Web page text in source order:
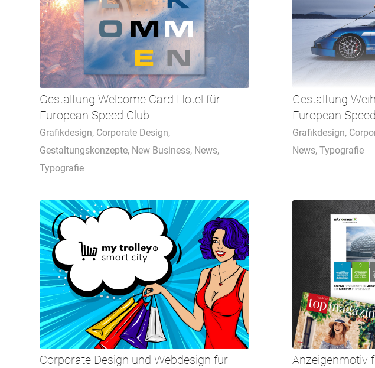
Gestaltung Welcome Card Hotel für
European Speed Club
Grafikdesign, Corporate Design,
Gestaltungskonzepte, New Business, News,
Typografie
Gestaltung
European
Grafikdesign,
News, Typografie
Corporate Design und Webdesign für
Anzeigenmotiv